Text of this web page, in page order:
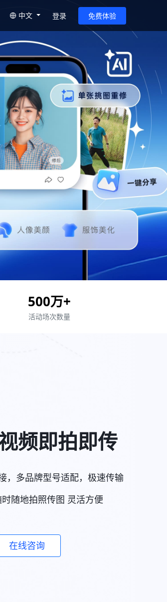
中文 登录 免费体验
500万+
活动场次数量
频即拍即传
，多品牌型号适配，极速传输
随地拍照传图 灵活方便
在线咨询